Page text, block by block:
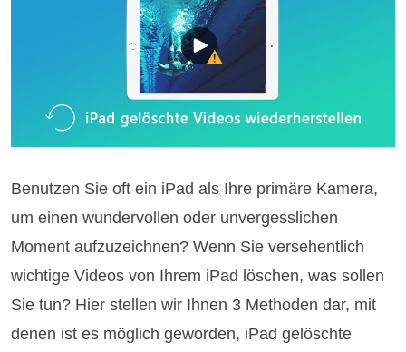
Benutzen Sie oft ein iPad als Ihre primäre Kamera,
um einen wundervollen oder unvergesslichen
Moment aufzuzeichnen? Wenn Sie versehentlich
wichtige Videos von Ihrem iPad löschen, was sollen
Sie tun? Hier stellen wir Ihnen 3 Methoden dar, mit
denen ist es möglich geworden, iPad gelöschte